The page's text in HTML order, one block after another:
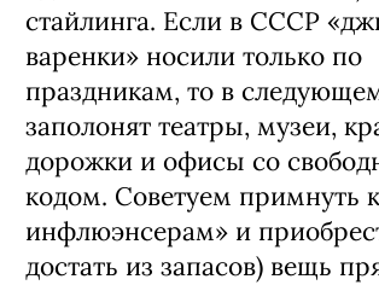
стайлинга. Если в СССР
варенки» носили только по
праздникам, то в
заполонят театры, музеи,
дорожки и офисы со
кодом. Советуем примнуть
инфлюэнсерам» и
достать из запасов) вещь